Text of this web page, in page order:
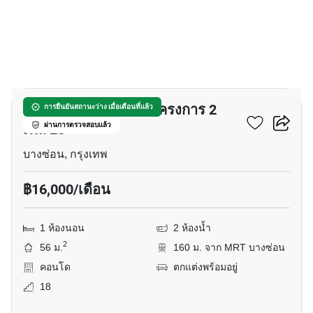
การยืนยันสถานะว่าง เมื่อเดือนที่แล้ว
ผ่านการตรวจสอบแล้ว
รีเจ้นท์ โฮม บางซ่อน โครงการ 2
เฟส 28
บางซ่อน, กรุงเทพ
฿16,000/เดือน
1 ห้องนอน
2 ห้องน้ำ
56 ม.2
160 ม. จาก MRT บางซ่อน
คอนโด
ตกแต่งพร้อมอยู่
18